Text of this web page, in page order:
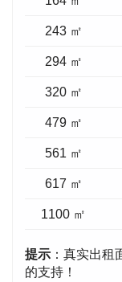
243 ㎡
294 ㎡
320 ㎡
479 ㎡
561 ㎡
617 ㎡
1100 ㎡
提示 ：真实出
的支持！